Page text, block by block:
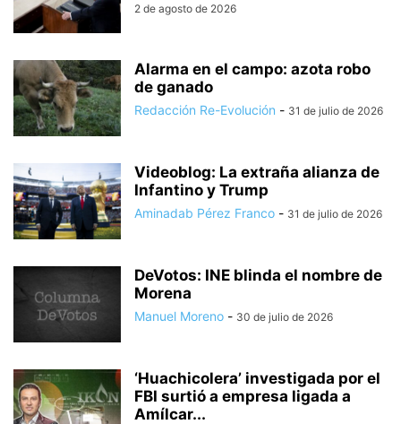
2 de agosto de 2026
Alarma en el campo: azota robo
de ganado
Redacción Re-Evolución - 31 de julio de 2026
Videoblog: La extraña alianza de
Infantino y Trump
Aminadab Pérez Franco - 31 de julio de 2026
DeVotos: INE blinda el nombre de
Morena
Manuel Moreno - 30 de julio de 2026
‘Huachicolera’ investigada por el
FBI surtió a empresa ligada a
Amílcar...